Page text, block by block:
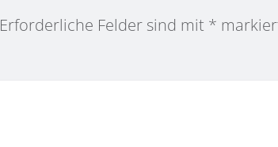
Erforderliche Felder sind mit *